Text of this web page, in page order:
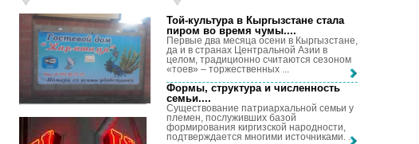
Той-культура в Кыргызстане стала
пиром во время чумы....
Первые два месяца осени в Кыргызстане,
да и в странах Центральной Азии в
целом, традиционно считаются сезоном
«тоев» – торжественных ...
Формы, структура и численность
семьи....
Существование патриархальной семьи у
племен, послуживших базой
формирования киргизской народности,
подтверждается многими источниками. ...